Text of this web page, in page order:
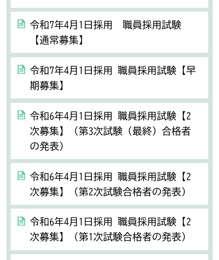
令和7年4月1日採用 職員採用試験
【通常募集】
令和7年4月1日採用 職員採用試験【早
期募集】
令和6年4月1日採用 職員採用試験【2
次募集】（第3次試験（最終）合格者
の発表）
令和6年4月1日採用 職員採用試験【2
次募集】（第2次試験合格者の発表）
令和6年4月1日採用 職員採用試験【2
次募集】（第1次試験合格者の発表）